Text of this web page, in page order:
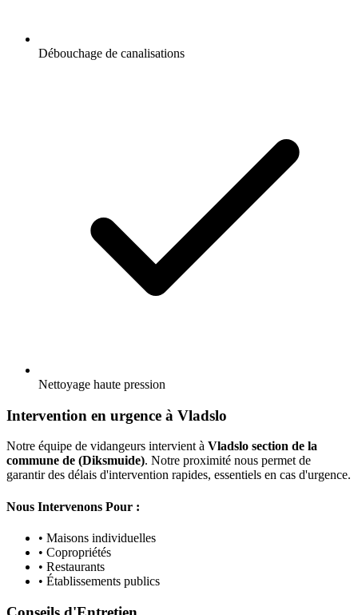
Débouchage de canalisations
Nettoyage haute pression
Intervention en urgence à Vladslo
Notre équipe de vidangeurs intervient à Vladslo section de la
commune de (Diksmuide). Notre proximité nous permet de
garantir des délais d'intervention rapides, essentiels en cas d'urgence.
Nous Intervenons Pour :
• Maisons individuelles
• Copropriétés
• Restaurants
• Établissements publics